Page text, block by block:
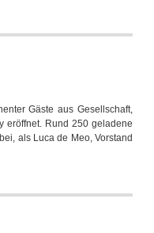
Gäste aus Gesellschaft,
eröffnet. Rund 250 geladene
als Luca de Meo, Vorstand